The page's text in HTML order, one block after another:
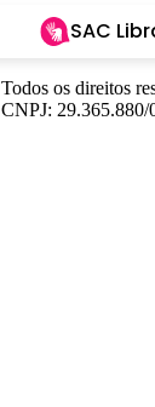
SAC
os direitos
29.365.880/